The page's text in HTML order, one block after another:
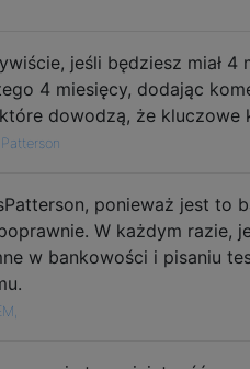
jeśli będziesz miał
4 miesięcy, dodając
dowodzą, że kluczowe
ponieważ jest to
W każdym razie,
w bankowości i pisaniu